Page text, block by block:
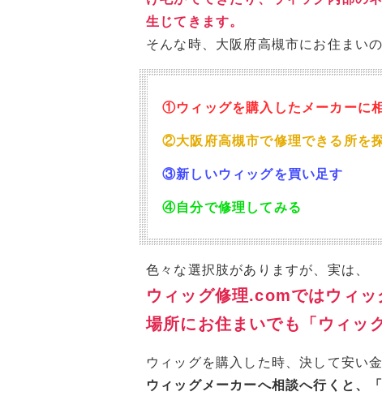
生じてきます。
そんな時、大阪府高槻市にお住まい
①ウィッグを購入したメーカーに
②大阪府高槻市で修理できる所を
③新しいウィッグを買い足す
④自分で修理してみる
色々な選択肢がありますが、実は、
ウィッグ修理.comではウィ
場所にお住まいでも「ウィッ
ウィッグを購入した時、決して安い
ウィッグメーカーへ相談へ行くと、